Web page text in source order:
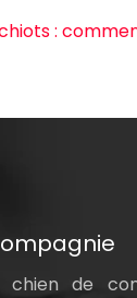
:
chien de